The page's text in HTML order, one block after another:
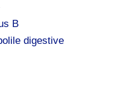
B
digestive